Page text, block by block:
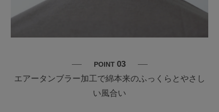
POINT 03
エアータンブラー加工で綿本来のふっくらとやさし
い風合い